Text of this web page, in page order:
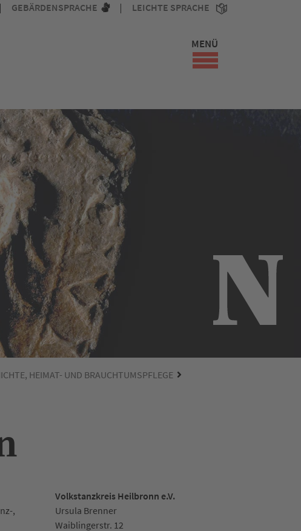
GEBÄRDENSPRACHE LEICHTE SPRACHE
MENÜ
HEIMAT- UND BRAUCHTUMSPFLEGE
,
Volkstanzkreis Heilbronn e.V.
Ursula Brenner
Waiblingerstr. 12